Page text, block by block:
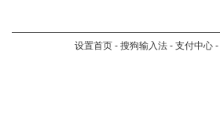
设置首页 - 搜狗输入法 - 支付中心 -